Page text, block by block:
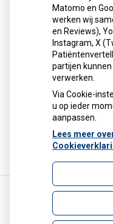
Uw bezoek
Eigen risico
Check uw polis
Uw
Matomo en
werken wij
en Reviews),
Instagram, X
partijen
verwerken.
Via Cookie-
u op ieder
aanpassen.
Lees meer